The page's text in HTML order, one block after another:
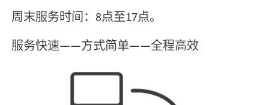
周末服务时间：8点至17点。
服务快速——方式简单——全程高效